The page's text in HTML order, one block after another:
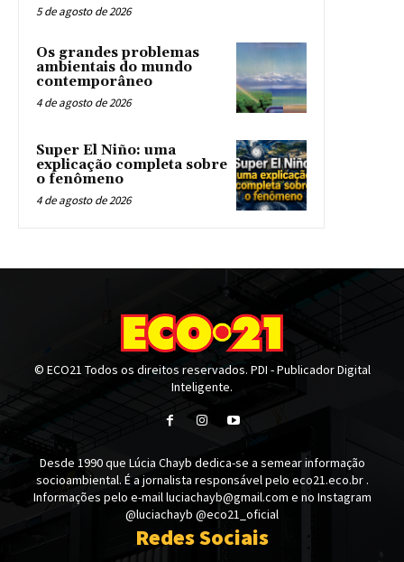
5 de agosto de 2026
Os grandes problemas
ambientais do mundo
contemporâneo
4 de agosto de 2026
Super El Niño: uma
explicação completa sobre
o fenômeno
4 de agosto de 2026
© ECO21 Todos os direitos reservados. PDI - Publicador Digital
Inteligente.
Desde 1990 que Lúcia Chayb dedica-se a semear informação
socioambiental. É a jornalista responsável pelo eco21.eco.br .
Informações pelo e-mail luciachayb@gmail.com e no Instagram
@luciachayb @eco21_oficial
Redes Sociais